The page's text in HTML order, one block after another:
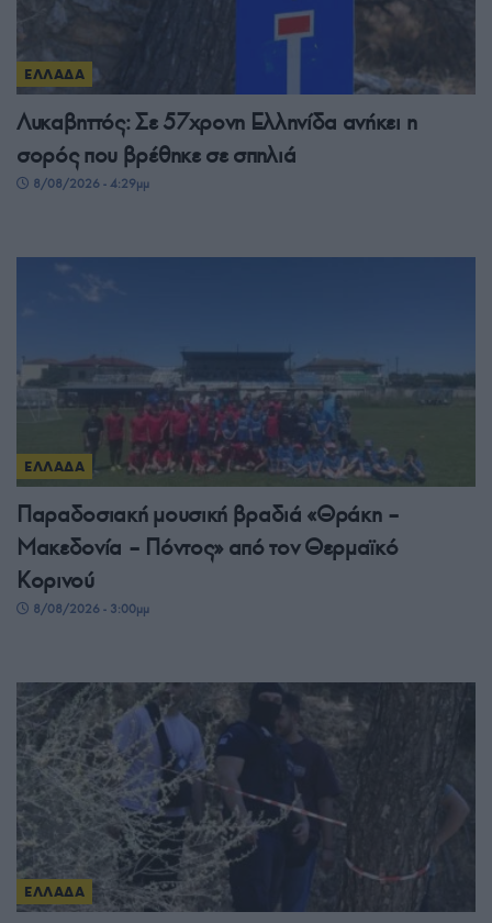
ΕΛΛΑΔΑ
Λυκαβηττός: Σε 57χρονη Ελληνίδα ανήκει η
σορός που βρέθηκε σε σπηλιά
8/08/2026 - 4:29μμ
ΕΛΛΑΔΑ
Παραδοσιακή μουσική βραδιά «Θράκη –
Μακεδονία – Πόντος» από τον Θερμαϊκό
Κορινού
8/08/2026 - 3:00μμ
ΕΛΛΑΔΑ